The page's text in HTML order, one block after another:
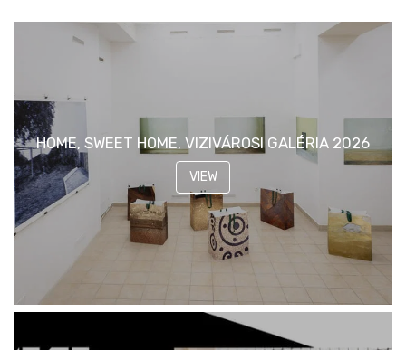
HOME, SWEET HOME, VIZIVÁROSI GALÉRIA 2026
VIEW